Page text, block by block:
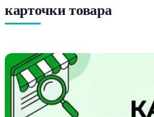
карточки товара